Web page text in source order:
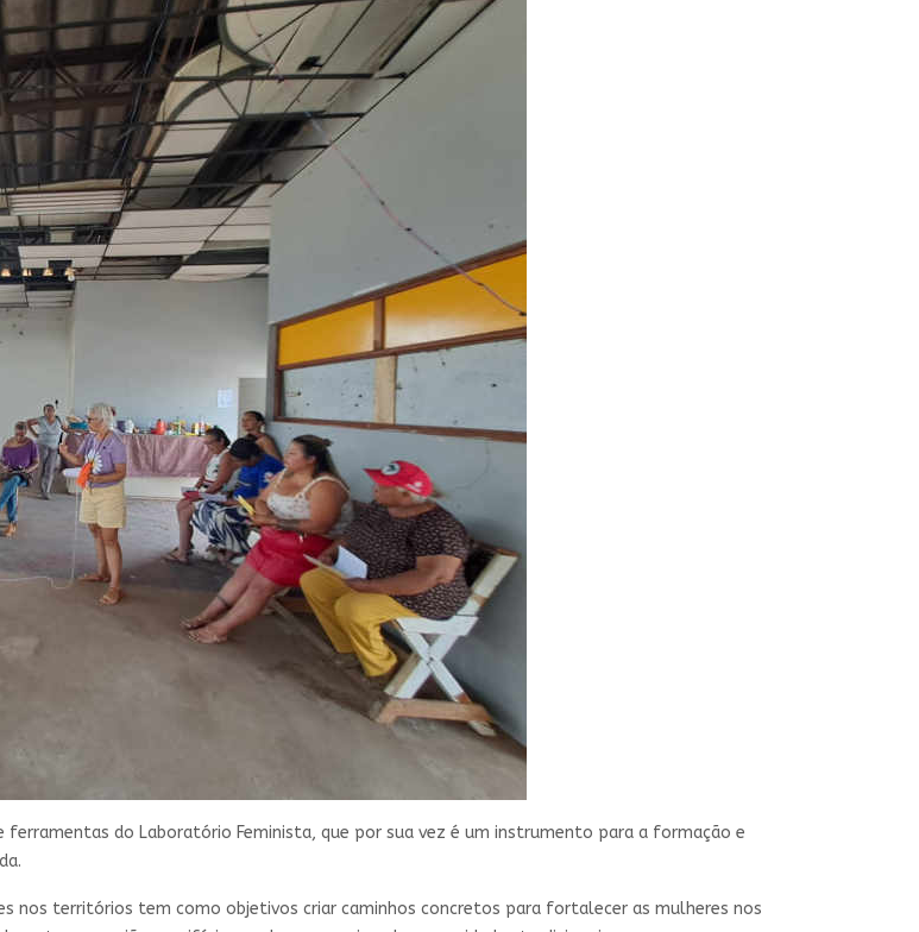
do Laboratório Feminista, que por sua vez é um instrumento para a formação e
nos territórios tem como objetivos criar caminhos concretos para fortalecer as mulheres nos